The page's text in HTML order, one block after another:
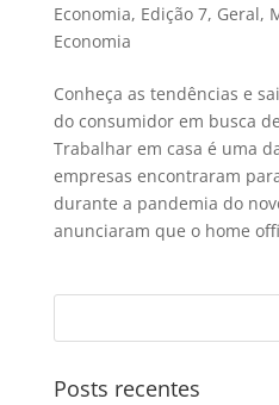
Economia, Edição 7, Geral,
Economia
Conheça as tendências e
do consumidor em busca
Trabalhar em casa é uma
empresas encontraram
durante a pandemia do
anunciaram que o home
Posts recentes